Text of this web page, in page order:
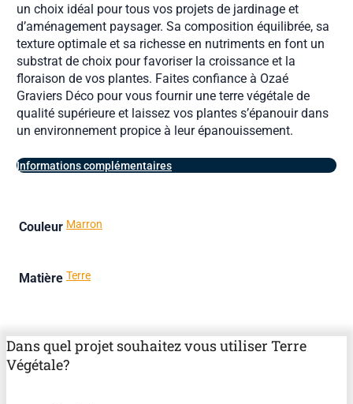
un choix idéal pour tous vos projets de jardinage et
d’aménagement paysager. Sa composition équilibrée, sa
texture optimale et sa richesse en nutriments en font un
substrat de choix pour favoriser la croissance et la
floraison de vos plantes. Faites confiance à Ozaé
Graviers Déco pour vous fournir une terre végétale de
qualité supérieure et laissez vos plantes s’épanouir dans
un environnement propice à leur épanouissement.
Informations complémentaires
Couleur Marron
Matière Terre
Dans quel projet souhaitez vous utiliser Terre
Végétale?